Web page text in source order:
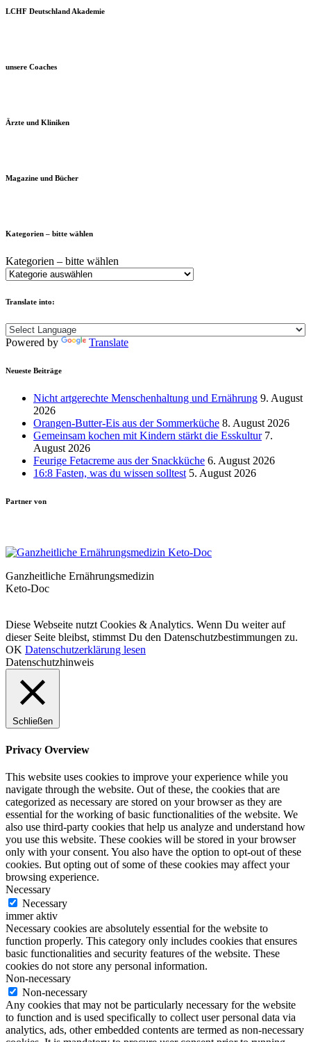
LCHF Deutschland Akademie
unsere Coaches
Ärzte und Kliniken
Magazine und Bücher
Kategorien – bitte wählen
Kategorien – bitte wählen
Translate into:
Powered by Translate
Neueste Beiträge
Nicht artgerechte Menschenhaltung und Ernährung 9. August
2026
Orangen-Butter-Eis aus der Sommerküche 8. August 2026
Gemeinsam kochen mit Kindern stärkt die Esskultur 7.
August 2026
Feurige Fetacreme aus der Snackküche 6. August 2026
16:8 Fasten, was du wissen solltest 5. August 2026
Partner von
Ganzheitliche Ernährungsmedizin
Keto-Doc
Diese Webseite nutzt Cookies & Analytics. Wenn Du weiter auf
dieser Seite bleibst, stimmst Du den Datenschutzbestimmungen zu.
OK Datenschutzerklärung lesen
Datenschutzhinweis
Schließen
Privacy Overview
This website uses cookies to improve your experience while you
navigate through the website. Out of these, the cookies that are
categorized as necessary are stored on your browser as they are
essential for the working of basic functionalities of the website. We
also use third-party cookies that help us analyze and understand how
you use this website. These cookies will be stored in your browser
only with your consent. You also have the option to opt-out of these
cookies. But opting out of some of these cookies may affect your
browsing experience.
Necessary
Necessary
immer aktiv
Necessary cookies are absolutely essential for the website to
function properly. This category only includes cookies that ensures
basic functionalities and security features of the website. These
cookies do not store any personal information.
Non-necessary
Non-necessary
Any cookies that may not be particularly necessary for the website
to function and is used specifically to collect user personal data via
analytics, ads, other embedded contents are termed as non-necessary